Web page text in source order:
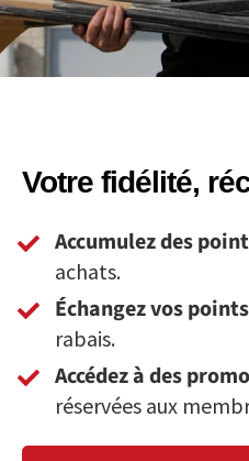
Votre fidélité,
Accumulez des
achats.
Échangez vos points
rabais.
Accédez à des
réservées aux